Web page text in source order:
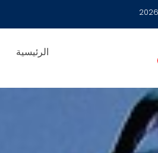
جديدة بجدة
الرئيسية